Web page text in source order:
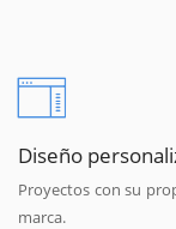
Diseño
Proyectos con su
marca.